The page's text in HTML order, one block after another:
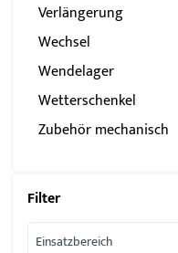
Verlängerung
Wechsel
Wendelager
Wetterschenkel
Zubehör mechanisch
Filter
Einsatzbereich